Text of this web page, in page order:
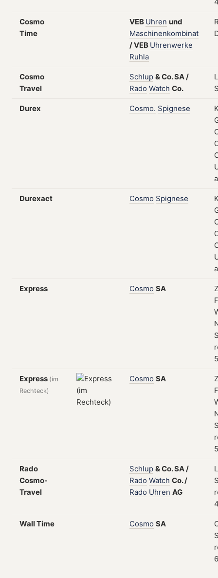
Cosmo
Time
VEB Uhren und
Maschinenkombinat
/VEB Uhrenwerke
Ruhla
Cosmo
Travel
Schlup &Co.SA/
Rado Watch Co.
Durex Cosmo. Spignese
Durexact Cosmo Spignese
Express Cosmo SA
Express (im
Rechteck)
Cosmo SA
Rado
Cosmo-
Travel
Schlup &Co.SA/
Rado Watch Co./
Rado Uhren AG
Wall Time Cosmo SA